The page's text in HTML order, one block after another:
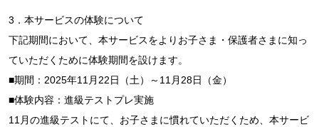
3．本サービスの体験について
下記期間において、本サービスをよりお子さま・保護者さまに知っ
ていただくために体験期間を設けます。
■期間：2025年11月22日（土）～11月28日（金）
■体験内容：進級テストプレ実施
11月の進級テストにて、お子さまに慣れていただくため、本サービ